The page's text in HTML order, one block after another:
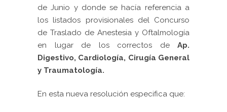
de Junio y donde se hacía referencia a
los listados provisionales del Concurso
de Traslado de Anestesia y Oftalmología
en lugar de los correctos deAp.
Digestivo, Cardiología, Cirugía General
y Traumatología.
En esta nueva resolución especifica que: